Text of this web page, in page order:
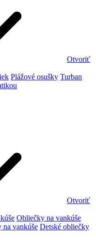
Otvoriť
Plážové osušky Turban
Otvoriť
Obliečky na vankúše
na vankúše Detské obliečky